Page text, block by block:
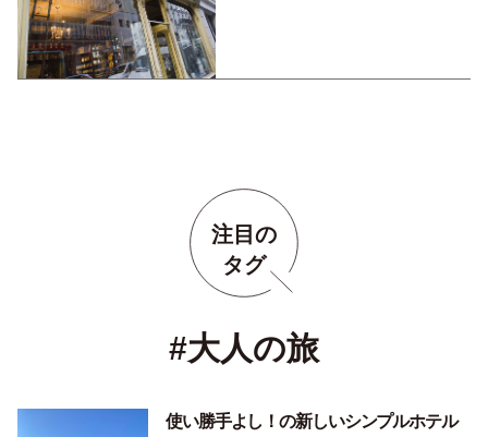
注目の
タグ
#大人の旅
使い勝手よし！の新しいシンプルホテル